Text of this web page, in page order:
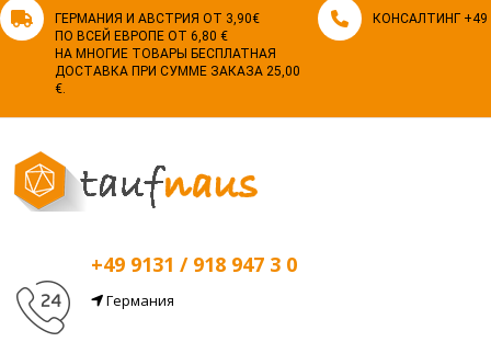
ГЕРМАНИЯ И АВСТРИЯ ОТ 3,90€
ПО ВСЕЙ ЕВРОПЕ ОТ 6,80 €
НА МНОГИЕ ТОВАРЫ БЕСПЛАТНАЯ
ДОСТАВКА ПРИ СУММЕ ЗАКАЗА 25,00
€.
КОНСАЛТИНГ +49
+49 9131 / 918 947 3 0
Германия